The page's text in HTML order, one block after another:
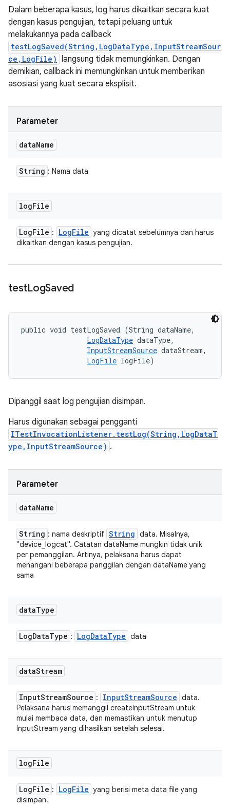
Dalam beberapa kasus, log harus dikaitkan secara kuat
dengan kasus pengujian, tetapi peluang untuk
melakukannya pada callback
testLogSaved(String,LogDataType,InputStreamSour
ce,LogFile) langsung tidak memungkinkan. Dengan
demikian, callback ini memungkinkan untuk memberikan
asosiasi yang kuat secara eksplisit.
Parameter
dataName
String : Nama data
logFile
LogFile : LogFile yang dicatat sebelumnya dan harus
dikaitkan dengan kasus pengujian.
testLogSaved
public void testLogSaved (String dataName,
LogDataType dataType,
InputStreamSource dataStream,
LogFile logFile)
Dipanggil saat log pengujian disimpan.
Harus digunakan sebagai pengganti
ITestInvocationListener.testLog(String,LogDataT
ype,InputStreamSource) .
Parameter
dataName
String : nama deskriptif String data. Misalnya,
"device_logcat". Catatan dataName mungkin tidak unik
per pemanggilan. Artinya, pelaksana harus dapat
menangani beberapa panggilan dengan dataName yang
sama
dataType
LogDataType : LogDataType data
dataStream
InputStreamSource : InputStreamSource data.
Pelaksana harus memanggil createInputStream untuk
mulai membaca data, dan memastikan untuk menutup
InputStream yang dihasilkan setelah selesai.
logFile
LogFile : LogFile yang berisi meta data file yang
disimpan.